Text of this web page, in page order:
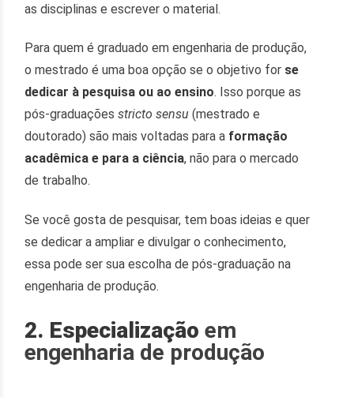
as disciplinas e escrever o material.
Para quem é graduado em engenharia de produção,
o mestrado é uma boa opção se o objetivo for se
dedicar à pesquisa ou ao ensino. Isso porque as
pós-graduaçõesstricto sensu (mestrado e
doutorado) são mais voltadas para a formação
acadêmica e para a ciência, não para o mercado
de trabalho.
Se você gosta de pesquisar, tem boas ideias e quer
se dedicar a ampliar e divulgar o conhecimento,
essa pode ser sua escolha de pós-graduação na
engenharia de produção.
2. Especialização em
engenharia de produção